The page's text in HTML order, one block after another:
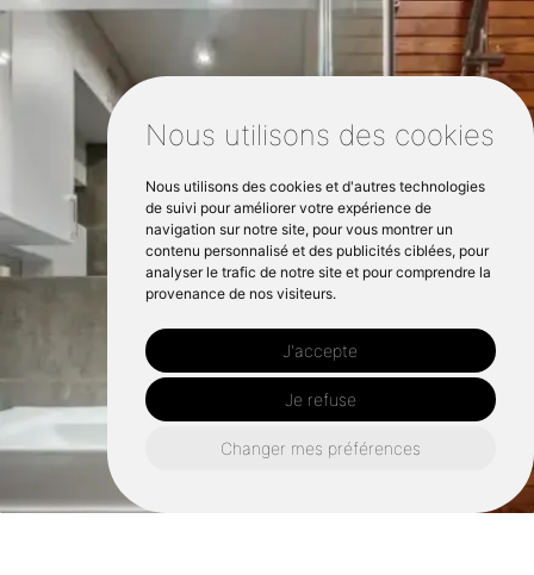
Nous utilisons des cookies
Nous utilisons des cookies et d'autres technologies
de suivi pour améliorer votre expérience de
navigation sur notre site, pour vous montrer un
contenu personnalisé et des publicités ciblées, pour
analyser le trafic de notre site et pour comprendre la
provenance de nos visiteurs.
J'accepte
Je refuse
Changer mes préférences